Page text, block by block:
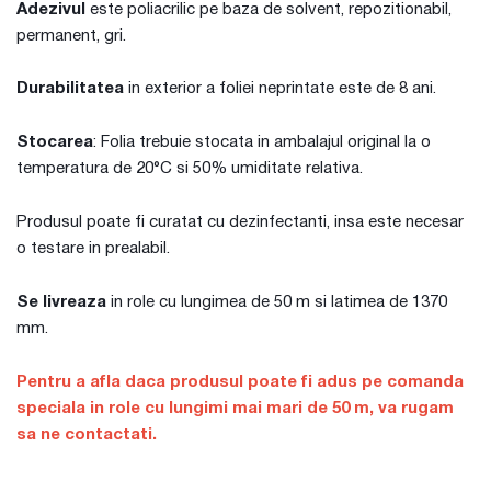
Adezivul este poliacrilic pe baza de solvent, repozitionabil,
permanent, gri.
Durabilitatea in exterior a foliei neprintate este de 8 ani.
Stocarea: Folia trebuie stocata in ambalajul original la o
temperatura de 20°C si 50% umiditate relativa.
Produsul poate fi curatat cu dezinfectanti, insa este necesar
o testare in prealabil.
Se livreaza in role cu lungimea de 50 m si latimea de 1370
mm.
Pentru a afla daca produsul poate fi adus pe comanda
speciala in role cu lungimi mai mari de 50 m, va rugam
sa ne contactati.